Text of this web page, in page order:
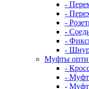
-
-
-
-
-
-
Муфты
-
-
-